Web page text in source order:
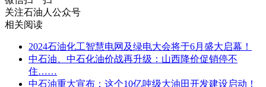
关注石油人公众号
相关阅读
2024石油化工智慧电网及绿电大会将于6月盛大启幕！
中石油、中石化油价战再升级：山西降价促销停不
住……
中石油重大宣布：这个10亿吨级大油田开发建设启动！